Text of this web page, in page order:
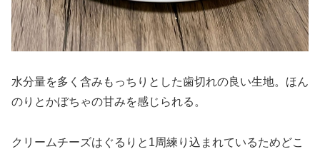
水分量を多く含みもっちりとした歯切れの良い生地。ほん
のりとかぼちゃの甘みを感じられる。
クリームチーズはぐるりと1周練り込まれているためどこ